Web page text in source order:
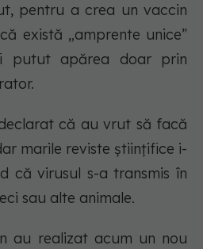
pentru a crea un vaccin
există „amprente unice”
putut apărea doar prin
că au vrut să facă
marile reviste științifice i-
că virusul s-a transmis în
sau alte animale.
au realizat acum un nou